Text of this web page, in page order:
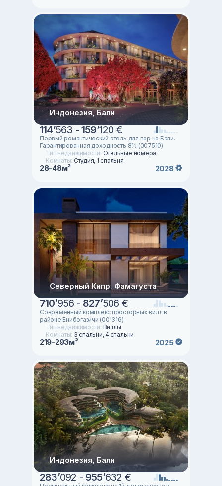
Индонезия, Бали
114’563 -159’120 €
Первый романтический отель для пар на Бали.
Гарантированная доходность 8% (007510)
Тип недвижимости: Отельные номера
Комнаты: Студия, 1 спальня
28-48м² 2028
Северный Кипр, Фамагуста
710’956 - 827’506 €
Современный комплекс просторных вилл в
районе Енибогазичи (001316)
Тип недвижимости: Виллы
Комнаты: 3 спальни, 4 спальни
219-293м² 2025
Индонезия, Бали
283’092 - 955’632 €